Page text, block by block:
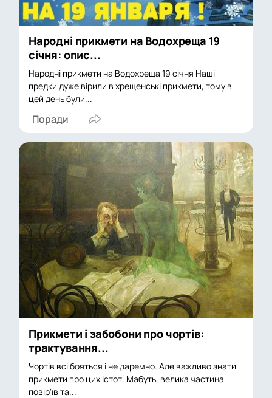
Народні прикмети на Водохреща 19
січня: опис...
Народні прикмети на Водохреща 19 січня Наші
предки дуже вірили в хрещенські прикмети, тому в
цей день були...
Поради
Прикмети і забобони про чортів:
трактування...
Чортів всі бояться і не даремно. Але важливо знати
прикмети про цих істот. Мабуть, велика частина
повір'їв та...